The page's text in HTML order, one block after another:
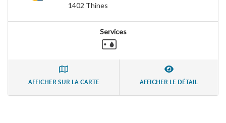
1402 Thines
Services
AFFICHER SUR LA CARTE AFFICHER LE DÉTAIL